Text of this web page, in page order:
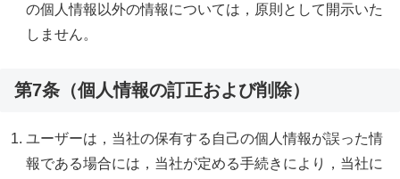
の個人情報以外の情報については，原則として開示いた
しません。
第7条（個人情報の訂正および削除）
ユーザーは，当社の保有する自己の個人情報が誤った情
報である場合には，当社が定める手続きにより，当社に